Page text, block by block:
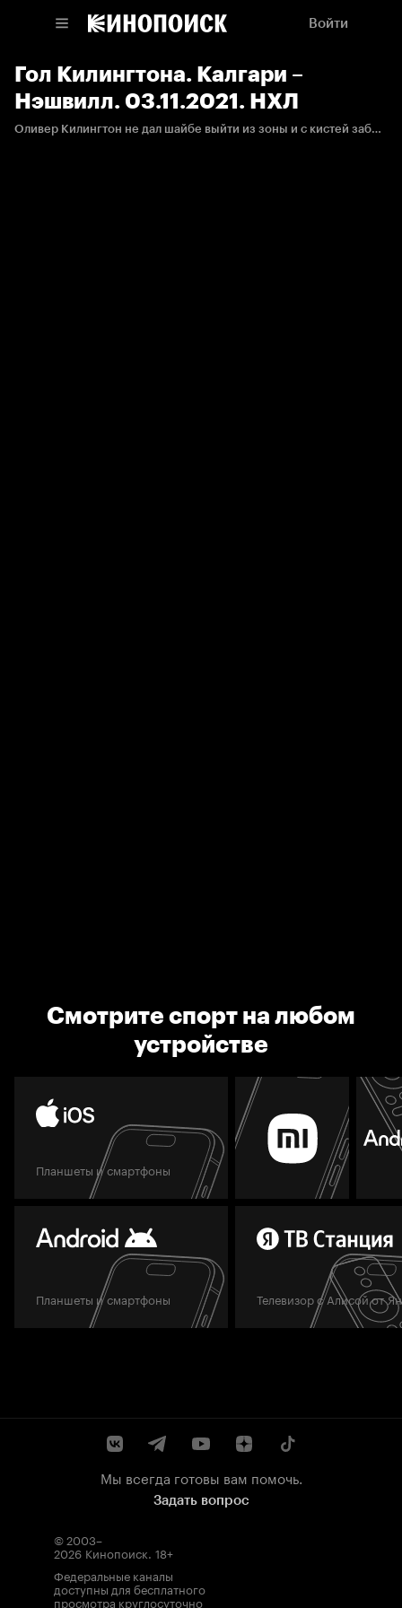
Войти
Гол Килингтона. Калгари –
Нэшвилл. 03.11.2021. НХЛ
Оливер Килингтон не дал шайбе выйти из зоны и с кистей забросил её прямо под перекладину.
Смотрите спорт на любом
устройстве
Планшеты и смартфоны
Планшеты и смартфоны Телевизор с Алисой от
Мы всегда готовы вам помочь.
Задать вопрос
© 2003–
2026 Кинопоиск. 18+
Федеральные каналы
доступны для бесплатного
просмотра круглосуточно